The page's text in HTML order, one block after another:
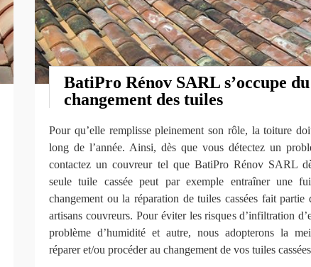
BatiPro Rénov SARL s’occupe du
changement des tuiles
Pour qu’elle remplisse pleinement son rôle, la toiture
long de l’année. Ainsi, dès que vous détectez un
contactez un couvreur tel que BatiPro Rénov SARL
seule tuile cassée peut par exemple entraîner une
changement ou la réparation de tuiles cassées fait partie
artisans couvreurs. Pour éviter les risques d’infiltration
problème d’humidité et autre, nous adopterons la
réparer et/ou procéder au changement de vos tuiles